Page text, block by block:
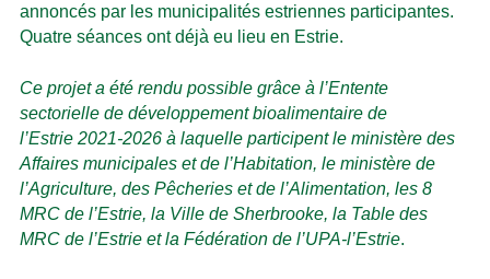
annoncés par les municipalités estriennes participantes.
Quatre séances ont déjà eu lieu en Estrie.
Ce projet a été rendu possible grâce à l’Entente
sectorielle de développement bioalimentaire de
l’Estrie 2021-2026 à laquelle participent le ministère des
Affaires municipales et de l’Habitation, le ministère de
l’Agriculture, des Pêcheries et de l’Alimentation, les 8
MRC de l’Estrie, la Ville de Sherbrooke, la Table des
MRC de l’Estrie et la Fédération de l’UPA-l’Estrie.